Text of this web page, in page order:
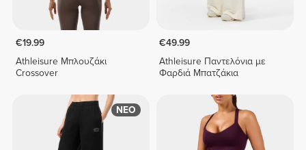
€19.99
Athleisure Μπλουζάκι
Crossover
€49.99
Athleisure Παντελόνια με
Φαρδιά Μπατζάκια
ΝΕΟ